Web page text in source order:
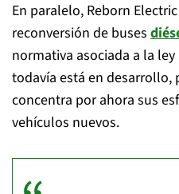
En paralelo, Reborn
reconversión de buses
normativa asociada a la
todavía está en desarrollo,
concentra por ahora sus
vehículos nuevos.